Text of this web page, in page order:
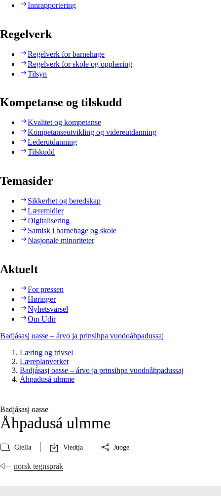
Innrapportering
Regelverk
Regelverk for barnehage
Regelverk for skole og opplæring
Tilsyn
Kompetanse og tilskudd
Kvalitet og kompetanse
Kompetanseutvikling og videreutdanning
Lederutdanning
Tilskudd
Temasider
Sikkerhet og beredskap
Læremidler
Digitalisering
Samisk i barnehage og skole
Nasjonale minoriteter
Aktuelt
For pressen
Høringer
Nyhetsvarsel
Om Udir
Badjásasj oasse – árvo ja prinsihpa vuodoåhpadussaj
Læring og trivsel
Læreplanverket
Badjásasj oasse – árvo ja prinsihpa vuodoåhpadussaj
Åhpadusá ulmme
Badjásasj oasse
Åhpadusá ulmme
Giella Viedtja Juoge
norsk tegnspråk